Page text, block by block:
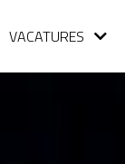
VACATURES